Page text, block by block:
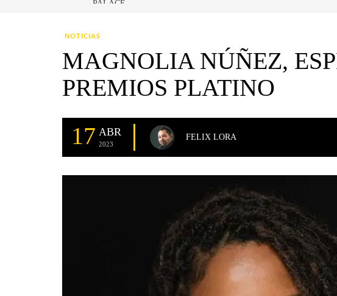
NOTICIAS
MAGNOLIA NÚÑEZ,
PREMIOS PLATINO
17 ABR
2023
FELIX LORA